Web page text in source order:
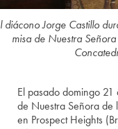
diácono Jorge Castillo
misa de Nuestra
El pasado domingo
de Nuestra Señora de
en Prospect Heights